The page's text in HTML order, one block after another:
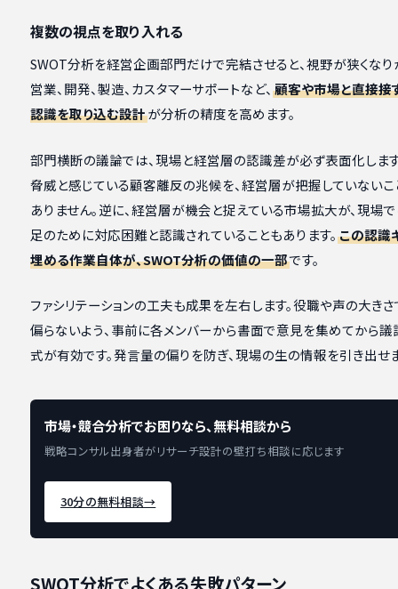
複数の視点を取り入れる
SWOT分析を経営企画部門だけで完結させると、視野が狭くなり
営業、開発、製造、カスタマーサポートなど、 顧客や市場と直接接
認識を取り込む設計が分析の精度を高めます。
部門横断の議論では、現場と経営層の認識差が必ず表面化しま
脅威と感じている顧客離反の兆候を、経営層が把握していないこ
ありません。逆に、経営層が機会と捉えている市場拡大が、現場
足のために対応困難と認識されていることもあります。 この認識
埋める作業自体が、SWOT分析の価値の一部です。
ファシリテーションの工夫も成果を左右します。役職や声の大き
偏らないよう、事前に各メンバーから書面で意見を集めてから
式が有効です。発言量の偏りを防ぎ、現場の生の情報を引き出せ
市場・競合分析でお困りなら、無料相談から
戦略コンサル出身者がリサーチ設計の壁打ち相談に応じます
30分の無料相談→
SWOT分析でよくある失敗パターン